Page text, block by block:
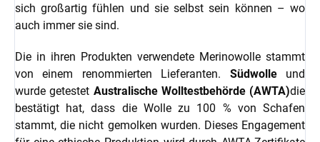
sich großartig fühlen und sie selbst sein können – wo
auch immer sie sind.
Die in ihren Produkten verwendete Merinowolle stammt
von einem renommierten Lieferanten. Südwolleund
wurde getestet Australische Wolltestbehörde (AWTA)die
bestätigt hat, dass die Wolle zu 100 % von Schafen
stammt, die nicht gemolken wurden. Dieses Engagement